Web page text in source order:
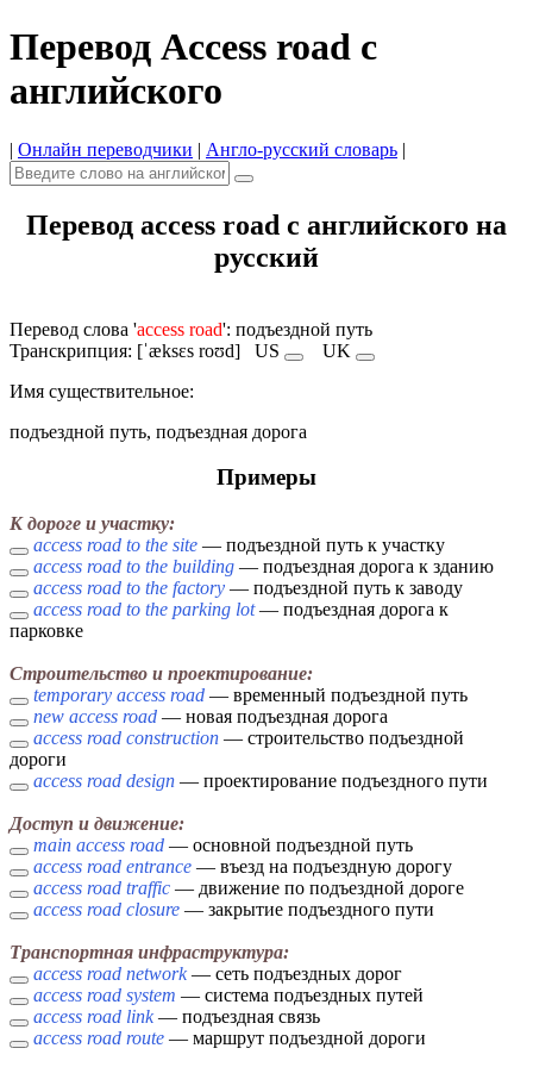
Перевод Access road с
английского
| Онлайн переводчики | Англо-русский словарь |
Перевод access road с английского на
русский
Перевод слова 'access road': подъездной путь
Транскрипция: [ˈæksɛs roʊd] US
UK
Имя cуществительное:
подъездной путь, подъездная дорога
Примеры
К дороге и участку:
access road to the site — подъездной путь к участку
access road to the building — подъездная дорога к зданию
access road to the factory — подъездной путь к заводу
access road to the parking lot— подъездная дорога к
парковке
Строительство и проектирование:
temporary access road — временный подъездной путь
new access road — новая подъездная дорога
access road construction — строительство подъездной
дороги
access road design — проектирование подъездного пути
Доступ и движение:
main access road — основной подъездной путь
access road entrance — въезд на подъездную дорогу
access road traffic — движение по подъездной дороге
access road closure — закрытие подъездного пути
Транспортная инфраструктура:
access road network— сеть подъездных дорог
access road system — система подъездных путей
access road link— подъездная связь
access road route — маршрут подъездной дороги